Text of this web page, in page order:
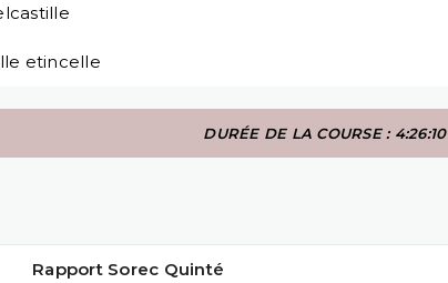
etincelle
DURÉE DE LA COURSE : 4:26:10
Rapport Sorec Quinté